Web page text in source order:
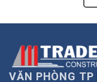
VĂN PHÒNG